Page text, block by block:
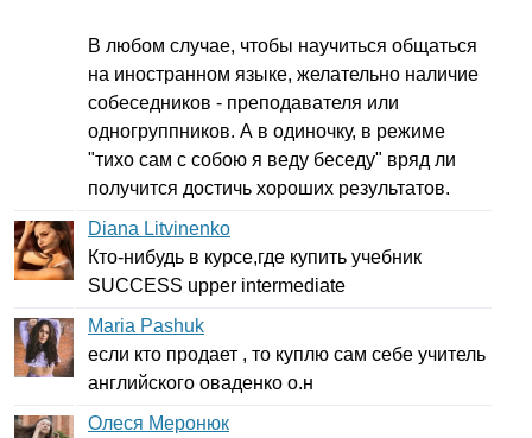
В любом случае, чтобы научиться общаться
на иностранном языке, желательно наличие
собеседников - преподавателя или
одногруппников. А в одиночку, в режиме
"тихо сам с собою я веду беседу" вряд ли
получится достичь хороших результатов.
Diana Litvinenko
Кто-нибудь в курсе,где купить учебник
SUCCESS upper intermediate
Maria Pashuk
если кто продает , то куплю сам себе учитель
английского оваденко о.н
Олеся Меронюк